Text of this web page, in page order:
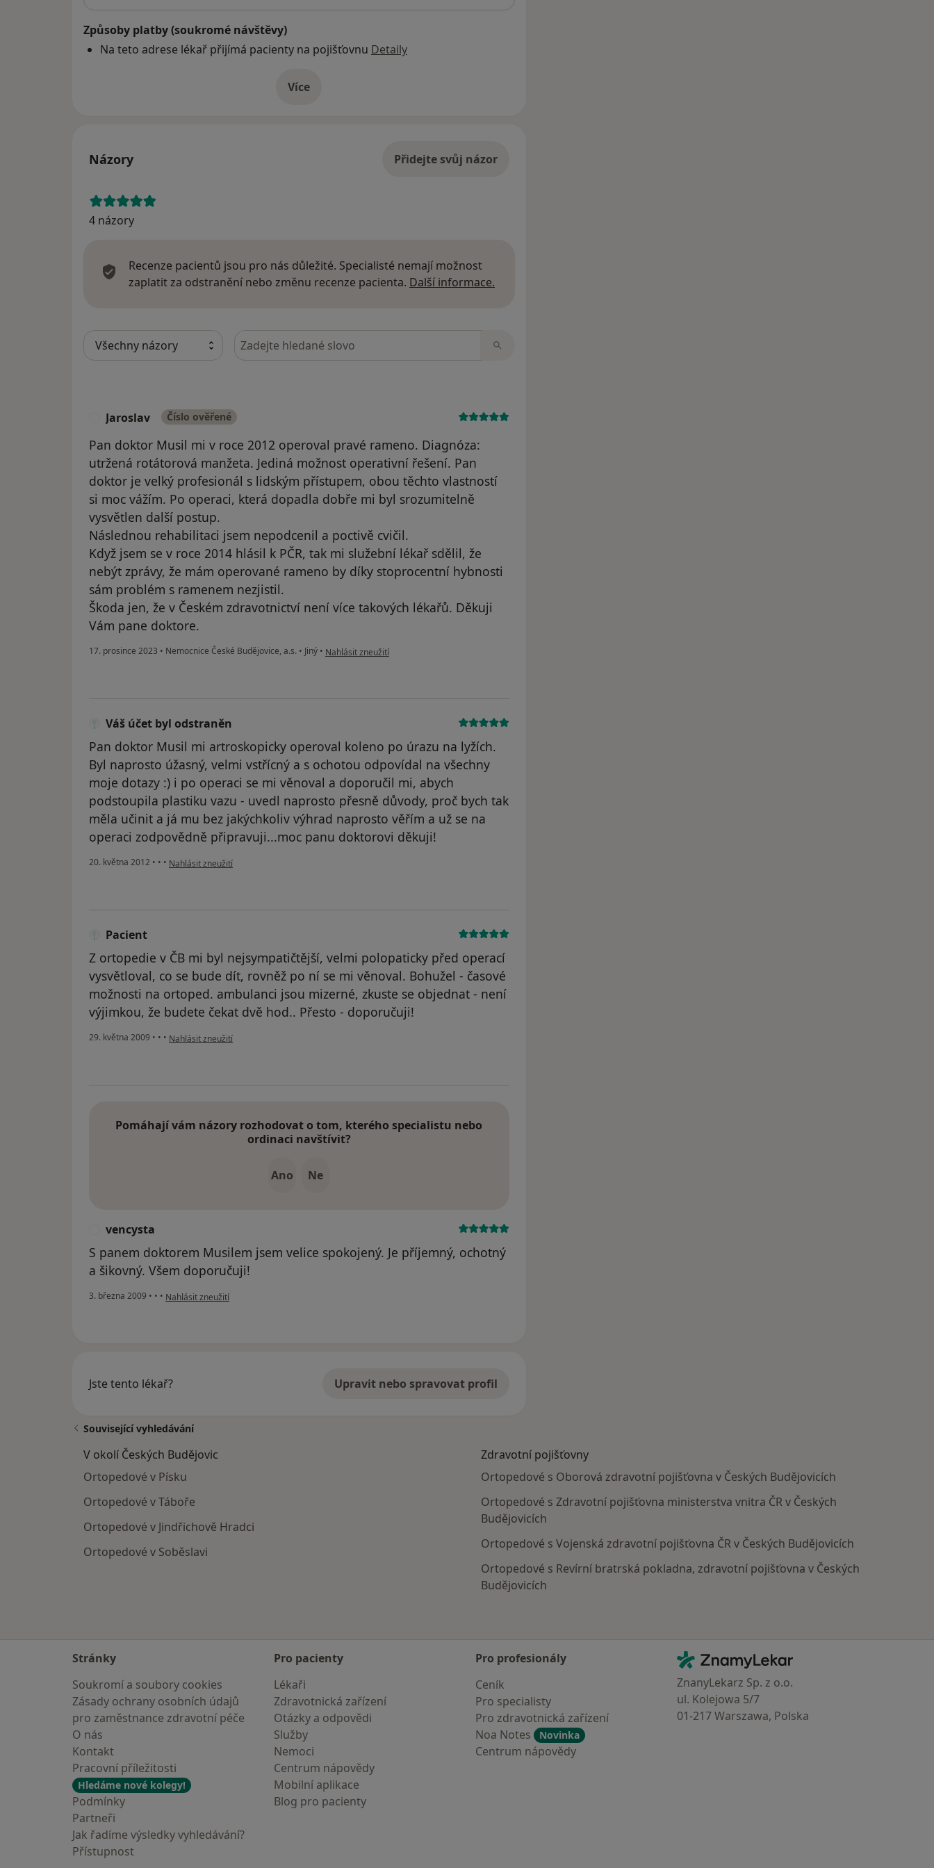
Způsoby platby (soukromé návštěvy)
Na teto adrese lékař přijímá pacienty na pojišťovnu Detaily
Víceo adrese
Názory Přidejte svůj názor
4 názory
Recenze pacientů jsou pro nás důležité. Specialisté nemají možnost
zaplatit za odstranění nebo změnu recenze pacienta. Další informace.
Hledejte v názorech
Jaroslav Číslo ověřené
Pan doktor Musil mi v roce 2012 operoval pravé rameno. Diagnóza:
utržená rotátorová manžeta. Jediná možnost operativní řešení. Pan
doktor je velký profesionál s lidským přístupem, obou těchto vlastností
si moc vážím. Po operaci, která dopadla dobře mi byl srozumitelně
vysvětlen další postup.
Následnou rehabilitaci jsem nepodcenil a poctivě cvičil.
Když jsem se v roce 2014 hlásil k PČR, tak mi služební lékař sdělil, že
nebýt zprávy, že mám operované rameno by díky stoprocentní hybnosti
sám problém s ramenem nezjistil.
Škoda jen, že v Českém zdravotnictví není více takových lékařů. Děkuji
Vám pane doktore.
17. prosince 2023 • Nemocnice České Budějovice, a.s. • Jiný • podle názoru uživatele Jaroslav
Nahlásit zneužití
Váš účet byl odstraněn
Pan doktor Musil mi artroskopicky operoval koleno po úrazu na lyžích.
Byl naprosto úžasný, velmi vstřícný a s ochotou odpovídal na všechny
moje dotazy :) i po operaci se mi věnoval a doporučil mi, abych
podstoupila plastiku vazu - uvedl naprosto přesně důvody, proč bych tak
měla učinit a já mu bez jakýchkoliv výhrad naprosto věřím a už se na
operaci zodpovědně připravuji...moc panu doktorovi děkuji!
20. května 2012 • • • podle názoru uživatele Váš účet byl odstraněn
Nahlásit zneužití
Pacient
Z ortopedie v ČB mi byl nejsympatičtější, velmi polopaticky před operací
vysvětloval, co se bude dít, rovněž po ní se mi věnoval. Bohužel - časové
možnosti na ortoped. ambulanci jsou mizerné, zkuste se objednat - není
výjimkou, že budete čekat dvě hod.. Přesto - doporučuji!
29. května 2009 • • • podle názoru uživatele Pacient
Nahlásit zneužití
Pomáhají vám názory rozhodovat o tom, kterého specialistu nebo
ordinaci navštívit?
Ano Ne
vencysta
S panem doktorem Musilem jsem velice spokojený. Je příjemný, ochotný
a šikovný. Všem doporučuji!
3. března 2009 • • • podle názoru uživatele vencysta
Nahlásit zneužití
Jste tento lékař? Upravit nebo spravovat profil
Související vyhledávání
V okolí Českých Budějovic
Ortopedové v Písku
Ortopedové v Táboře
Ortopedové v Jindřichově Hradci
Ortopedové v Soběslavi
Zdravotní pojišťovny
Ortopedové s Oborová zdravotní pojišťovna v Českých Budějovicích
Ortopedové s Zdravotní pojišťovna ministerstva vnitra ČR v Českých
Budějovicích
Ortopedové s Vojenská zdravotní pojišťovna ČR v Českých Budějovicích
Ortopedové s Revírní bratrská pokladna, zdravotní pojišťovna v Českých
Budějovicích
Stránky
Soukromí a soubory cookies
Zásady ochrany osobních údajů
pro zaměstnance zdravotní péče
O nás
Kontakt
Pracovní příležitosti
Hledáme nové kolegy!
Podmínky
Partneři
Jak řadíme výsledky vyhledávání?
Přístupnost
Pro pacienty
Lékaři
Zdravotnická zařízení
Otázky a odpovědi
Služby
Nemoci
Centrum nápovědy
Mobilní aplikace
Blog pro pacienty
Pro profesionály
Ceník
Pro specialisty
Pro zdravotnická zařízení
Noa Notes
Novinka
Centrum nápovědy
Kontakt
ZnamyLekar - Hlavní stránka
ZnanyLekarz Sp. z o.o.
ul. Kolejowa 5/7
01-217 Warszawa, Polska